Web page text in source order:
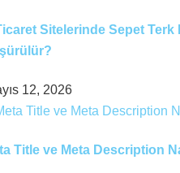
Sitelerinde Sepet Terk
12, 2026
Title ve Meta Description